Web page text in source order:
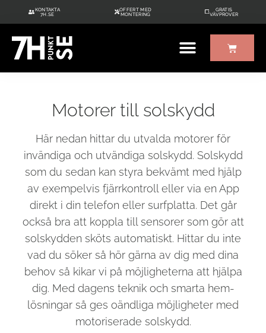
KONTAKTA
7H.SE
OFFERT MED
MONTERING
GRATIS
VÄVPROVER
Motorer till solskydd
Här nedan hittar du utvalda motorer för
invändiga och utvändiga solskydd. Solskydd
som du sedan kan styra bekvämt med hjälp
av exempelvis fjärrkontroll eller via en App
direkt i din telefon eller surfplatta. Det går
också bra att koppla till sensorer som gör att
solskydden sköts automatiskt. Hittar du inte
vad du söker så hör gärna av dig med dina
behov så kikar vi på möjligheterna att hjälpa
dig. Med dagens teknik och smarta hem-
lösningar så ges oändliga möjligheter med
motoriserade solskydd.